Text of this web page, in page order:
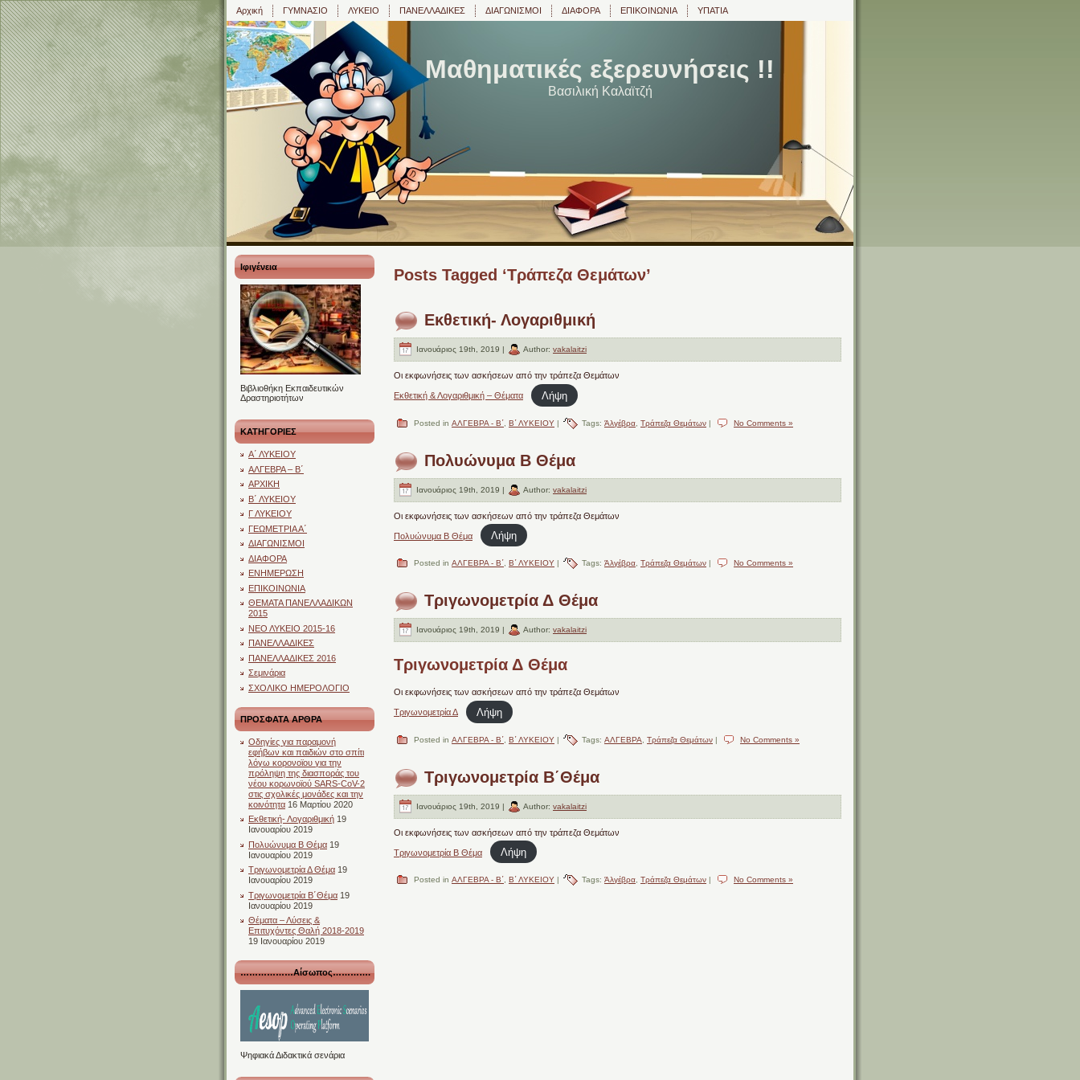
Αρχική ΓΥΜΝΑΣΙΟ ΛΥΚΕΙΟ ΠΑΝΕΛΛΑΔΙΚΕΣ ΔΙΑΓΩΝΙΣΜΟΙ ΔΙΑΦΟΡΑ ΕΠΙΚΟΙΝΩΝΙΑ ΥΠΑΤΙΑ
Μαθηματικές εξερευνήσεις !!
Βασιλική Καλαϊτζή
Ιφιγένεια
Βιβλιοθήκη Εκπαιδευτικών
Δραστηριοτήτων
ΚΑΤΗΓΟΡΙΕΣ
Α΄ ΛΥΚΕΙΟΥ
ΑΛΓΕΒΡΑ – Β΄
ΑΡΧΙΚΗ
Β΄ ΛΥΚΕΙΟΥ
Γ ΛΥΚΕΙΟΥ
ΓΕΩΜΕΤΡΙΑ Α΄
ΔΙΑΓΩΝΙΣΜΟΙ
ΔΙΑΦΟΡΑ
ΕΝΗΜΕΡΩΣΗ
ΕΠΙΚΟΙΝΩΝΙΑ
ΘΕΜΑΤΑ ΠΑΝΕΛΛΑΔΙΚΩΝ
2015
ΝΕΟ ΛΥΚΕΙΟ 2015-16
ΠΑΝΕΛΛΑΔΙΚΕΣ
ΠΑΝΕΛΛΑΔΙΚΕΣ 2016
Σεμινάρια
ΣΧΟΛΙΚΟ ΗΜΕΡΟΛΟΓΙΟ
ΠΡΟΣΦΑΤΑ ΑΡΘΡΑ
Οδηγίες για παραμονή
εφήβων και παιδιών στο σπίτι
λόγω κορονοϊου για την
πρόληψη της διασποράς του
νέου κορωνοϊού SARS-CoV-2
στις σχολικές μονάδες και την
κοινότητα 16 Μαρτίου 2020
Εκθετική- Λογαριθμική 19
Ιανουαρίου 2019
Πολυώνυμα Β Θέμα 19
Ιανουαρίου 2019
Τριγωνομετρία Δ Θέμα 19
Ιανουαρίου 2019
Τριγωνομετρία Β΄Θέμα 19
Ιανουαρίου 2019
Θέματα – Λύσεις &
Επιτυχόντες Θαλή 2018-2019
19 Ιανουαρίου 2019
………………Αίσωπος………….
Ψηφιακά Διδακτικά σενάρια
Posts Tagged ‘Τράπεζα Θεμάτων’
Εκθετική- Λογαριθμική
Ιανουάριος 19th, 2019 | Author: vakalaitzi
Οι εκφωνήσεις των ασκήσεων από την τράπεζα Θεμάτων
Εκθετική & Λογαριθμική – Θέματα Λήψη
Posted in ΑΛΓΕΒΡΑ - Β΄ Β΄ ΛΥΚΕΙΟΥ | Tags: Άλγέβρα Τράπεζα Θεμάτων | No Comments »
Πολυώνυμα Β Θέμα
Ιανουάριος 19th, 2019 | Author: vakalaitzi
Οι εκφωνήσεις των ασκήσεων από την τράπεζα Θεμάτων
Πολυώνυμα Β Θέμα Λήψη
Posted in ΑΛΓΕΒΡΑ - Β΄ Β΄ ΛΥΚΕΙΟΥ | Tags: Άλγέβρα Τράπεζα Θεμάτων | No Comments »
Τριγωνομετρία Δ Θέμα
Ιανουάριος 19th, 2019 | Author: vakalaitzi
Τριγωνομετρία Δ Θέμα
Οι εκφωνήσεις των ασκήσεων από την τράπεζα Θεμάτων
Τριγωνομετρία Δ Λήψη
Posted in ΑΛΓΕΒΡΑ - Β΄ Β΄ ΛΥΚΕΙΟΥ | Tags: ΑΛΓΕΒΡΑ Τράπεζα Θεμάτων | No Comments »
Τριγωνομετρία Β΄Θέμα
Ιανουάριος 19th, 2019 | Author: vakalaitzi
Οι εκφωνήσεις των ασκήσεων από την τράπεζα Θεμάτων
Τριγωνομετρία Β Θέμα Λήψη
Posted in ΑΛΓΕΒΡΑ - Β΄ Β΄ ΛΥΚΕΙΟΥ | Tags: Άλγέβρα Τράπεζα Θεμάτων | No Comments »